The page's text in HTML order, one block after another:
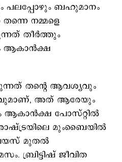
പലപ്പോഴും ബഹുമാനം
നമ്മളെ
തീര്‍ത്തും
ആകാന്‍ക്ഷ
തന്‍റെ ആവശ്യവും
അത് ആരേയും
ആകാന്‍ക്ഷ പോസ്റ്റില്‍
മുംബൈയില്‍
മുതല്‍
ബ്രിട്ടിഷ് ജീവിത